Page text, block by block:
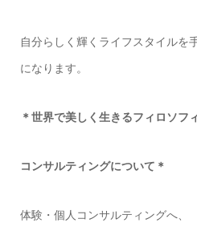
自分らしく輝くライフスタイルを
になります。
＊世界で美しく生きるフィロソフ
コンサルティングについて＊
体験・個人コンサルティングへ、